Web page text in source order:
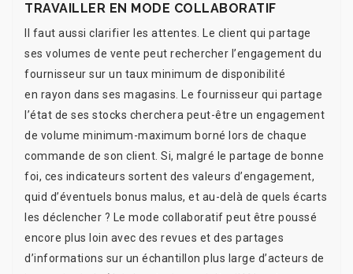
TRAVAILLER EN MODE COLLABORATIF
Il faut aussi clarifier les attentes. Le client qui partage
ses volumes de vente peut rechercher l’engagement du
fournisseur sur un taux minimum de disponibilité
en rayon dans ses magasins. Le fournisseur qui partage
l’état de ses stocks cherchera peut-être un engagement
de volume minimum-maximum borné lors de chaque
commande de son client. Si, malgré le partage de bonne
foi, ces indicateurs sortent des valeurs d’engagement,
quid d’éventuels bonus malus, et au-delà de quels écarts
les déclencher ? Le mode collaboratif peut être poussé
encore plus loin avec des revues et des partages
d’informations sur un échantillon plus large d’acteurs de